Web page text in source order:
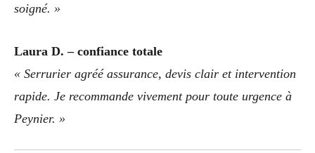
soigné. »
Laura D. – confiance totale
« Serrurier agréé assurance, devis clair et intervention
rapide. Je recommande vivement pour toute urgence à
Peynier. »